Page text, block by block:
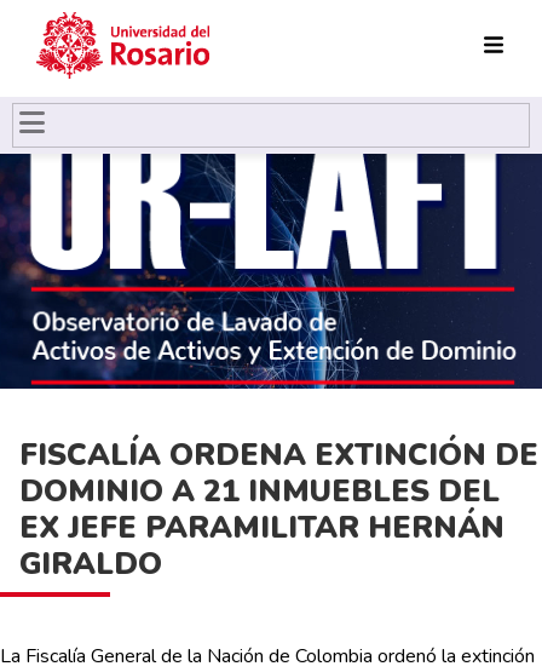
Pasar al contenido principal
FISCALÍA ORDENA EXTINCIÓN DE
DOMINIO A 21 INMUEBLES DEL
EX JEFE PARAMILITAR HERNÁN
GIRALDO
La Fiscalía General de la Nación de Colombia ordenó la extinción